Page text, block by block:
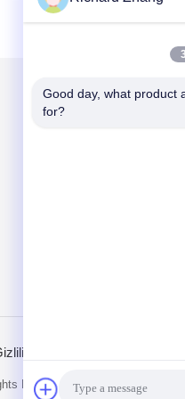
Mail Gönder
Politikası
Reserved.
Good day, what product
for?